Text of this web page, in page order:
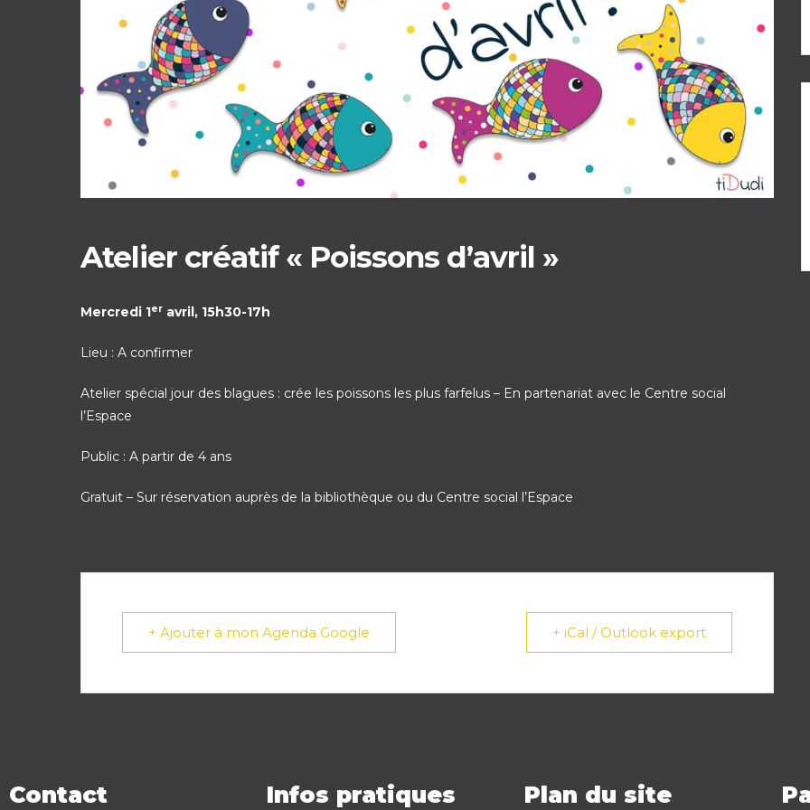
Atelier créatif « Poissons d’avril »
Mercredi 1er avril, 15h30-17h
Lieu : A confirmer
Atelier spécial jour des blagues : crée les poissons les plus farfelus – En partenariat avec le Centre social
l’Espace
Public : A partir de 4 ans
Gratuit – Sur réservation auprès de la bibliothèque ou du Centre social l’Espace
+ Ajouter à mon Agenda Google + iCal / Outlook export
Contact Infos pratiques Plan du site